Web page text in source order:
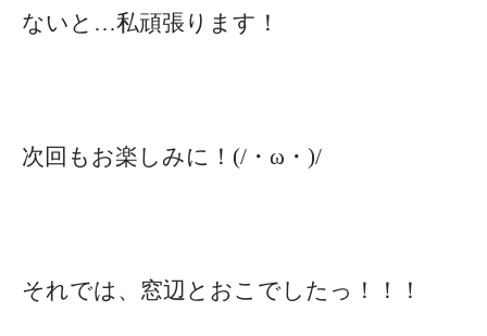
ないと…私頑張ります！
次回もお楽しみに！(/・ω・)/
それでは、窓辺とおこでしたっ！！！